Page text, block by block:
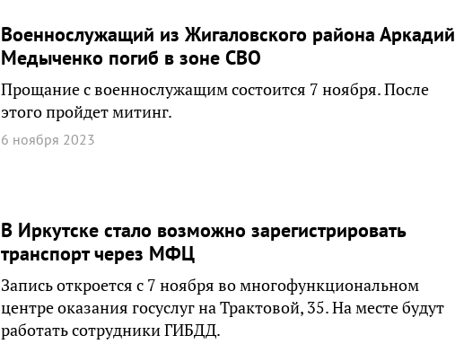
Военнослужащий из Жигаловского района Аркадий
Медыченко погиб в зоне СВО
Прощание с военнослужащим состоится 7 ноября. После
этого пройдет митинг.
6 ноября 2023
В Иркутске стало возможно зарегистрировать
транспорт через МФЦ
Запись откроется с 7 ноября во многофункциональном
центре оказания госуслуг на Трактовой, 35. На месте будут
работать сотрудники ГИБДД.